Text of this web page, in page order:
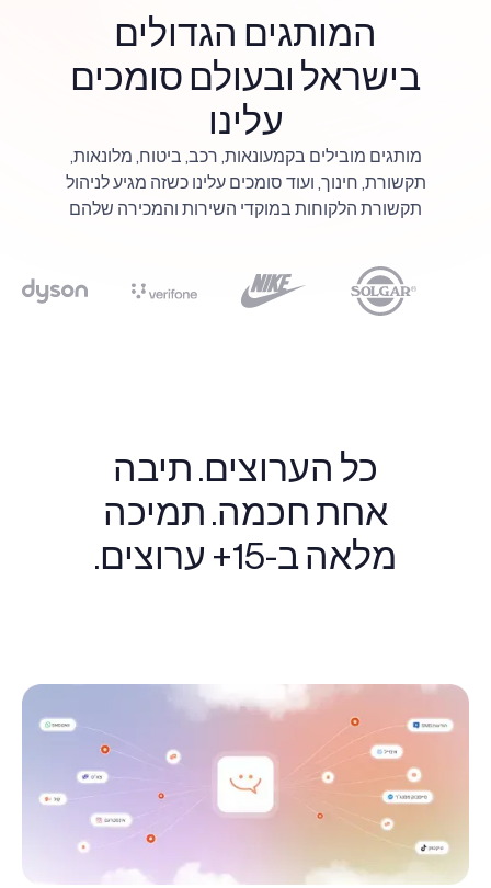
המותגים הגדולים
בישראל ובעולם סומכים
עלינו
מותגים מובילים בקמעונאות, רכב, ביטוח, מלונאות,
תקשורת, חינוך, ועוד סומכים עלינו כשזה מגיע לניהול
תקשורת הלקוחות במוקדי השירות והמכירה שלהם
כל הערוצים. תיבה
אחת חכמה. תמיכה
מלאה ב-15+ ערוצים.